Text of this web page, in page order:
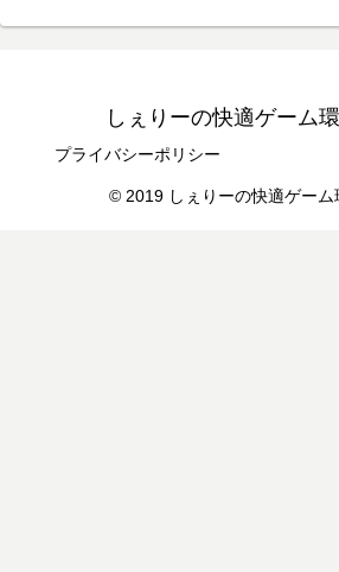
しぇりーの快適ゲーム
プライバシーポリシー
© 2019 しぇりーの快適ゲーム